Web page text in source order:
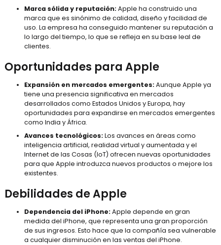
Marca sólida y reputación:Apple ha construido una
marca que es sinónimo de calidad, diseño y facilidad de
uso. La empresa ha conseguido mantener su reputación a
lo largo del tiempo, lo que se refleja en su base leal de
clientes.
Oportunidades para Apple
Expansión en mercados emergentes:Aunque Apple ya
tiene una presencia significativa en mercados
desarrollados como Estados Unidos y Europa, hay
oportunidades para expandirse en mercados emergentes
como India y África.
Avances tecnológicos:Los avances en áreas como
inteligencia artificial, realidad virtual y aumentada y el
Internet de las Cosas (IoT) ofrecen nuevas oportunidades
para que Apple introduzca nuevos productos o mejore los
existentes.
Debilidades de Apple
Dependencia del iPhone:Apple depende en gran
medida del iPhone, que representa una gran proporción
de sus ingresos. Esto hace que la compañía sea vulnerable
a cualquier disminución en las ventas del iPhone.